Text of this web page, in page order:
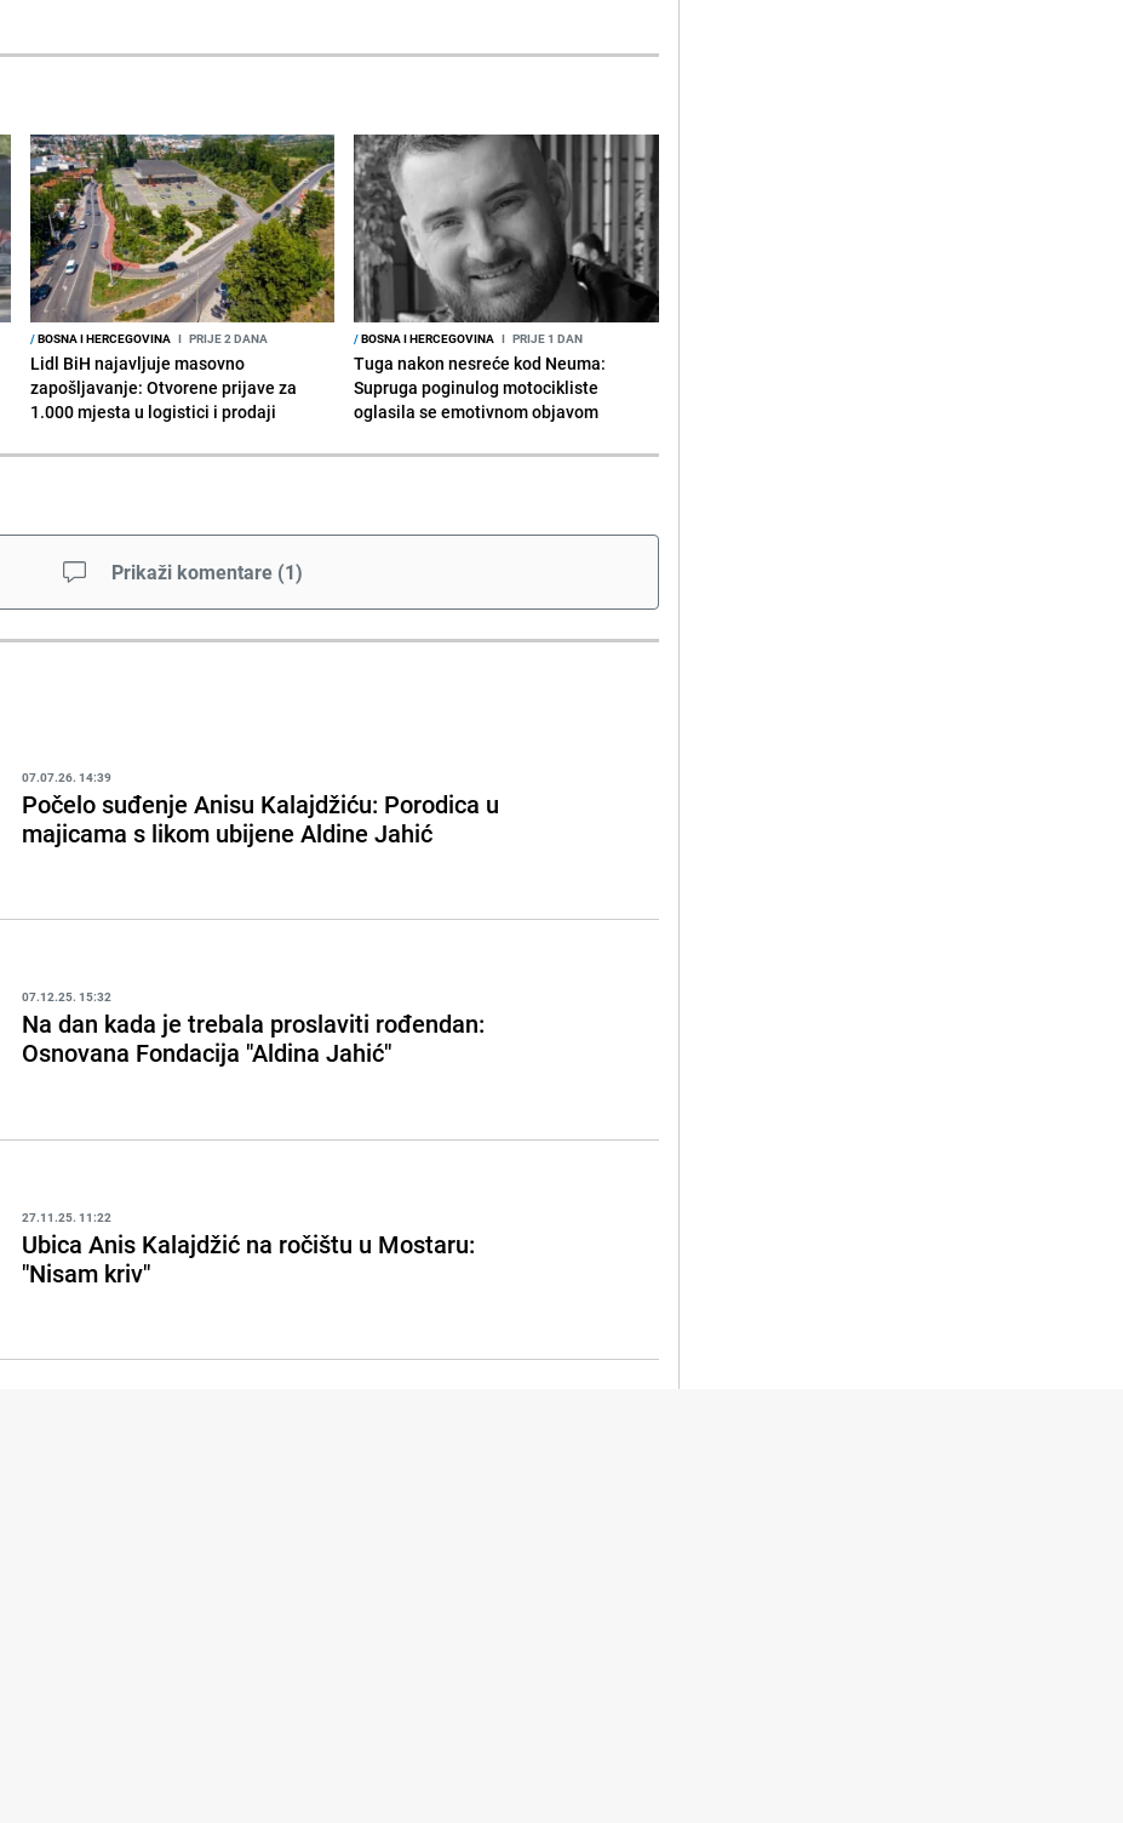
/BOSNA I HERCEGOVINA I PRIJE 2 DANA
Lidl BiH najavljuje masovno
zapošljavanje: Otvorene prijave za
1.000 mjesta u logistici i prodaji
/BOSNA I HERCEGOVINA I PRIJE 1 DAN
Tuga nakon nesreće kod Neuma:
Supruga poginulog motocikliste
oglasila se emotivnom objavom
Prikaži komentare (1)
07.07.26. 14:39
Počelo suđenje Anisu Kalajdžiću: Porodica u
majicama s likom ubijene Aldine Jahić
07.12.25. 15:32
Na dan kada je trebala proslaviti rođendan:
Osnovana Fondacija "Aldina Jahić"
27.11.25. 11:22
Ubica Anis Kalajdžić na ročištu u Mostaru:
"Nisam kriv"